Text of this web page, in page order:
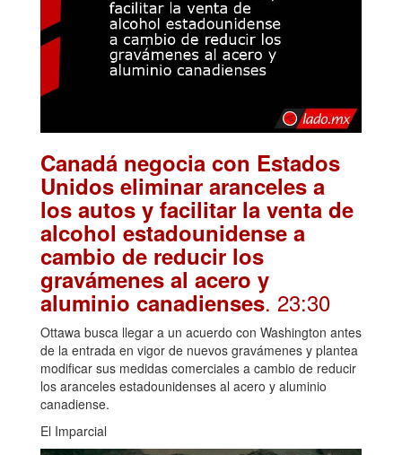
Canadá negocia con Estados
Unidos eliminar aranceles a
los autos y facilitar la venta de
alcohol estadounidense a
cambio de reducir los
gravámenes al acero y
aluminio canadienses. 23:30
Ottawa busca llegar a un acuerdo con Washington antes
de la entrada en vigor de nuevos gravámenes y plantea
modificar sus medidas comerciales a cambio de reducir
los aranceles estadounidenses al acero y aluminio
canadiense.
El Imparcial